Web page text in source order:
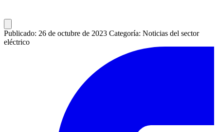
Publicado: 26 de octubre de 2023 Categoría: Noticias del sector
eléctrico